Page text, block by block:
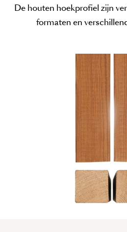
De houten hoekprofiel zijn
formaten en